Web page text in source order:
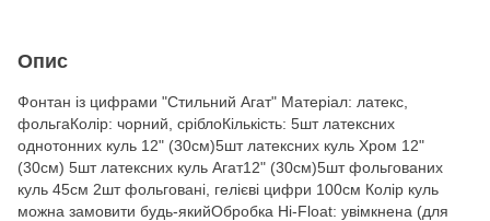
Опис
Фонтан із цифрами "Стильний Агат" Матеріал: латекс,
фольгаКолір: чорний, сріблоКількість: 5шт латексних
однотонних куль 12" (30см)5шт латексних куль Хром 12"
(30см) 5шт латексних куль Агат12" (30см)5шт фольгованих
куль 45см 2шт фольговані, гелієві цифри 100см Колір куль
можна замовити будь-якийОбробка Hi-Float: увімкнена (для